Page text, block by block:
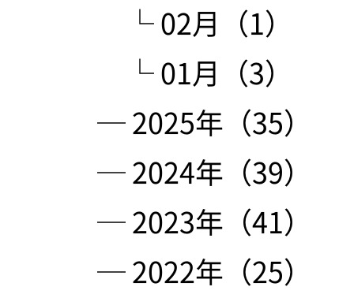
└ 02月（1）
└ 01月（3）
─ 2025年（35）
─ 2024年（39）
─ 2023年（41）
─ 2022年（25）